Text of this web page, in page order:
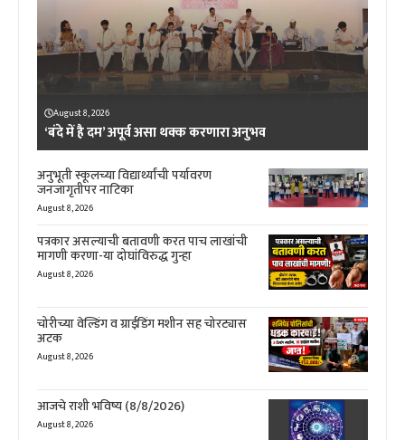
August 8, 2026
‘बंदे में है दम’ अपूर्व असा थक्क करणारा अनुभव
अनुभूती स्कूलच्या विद्यार्थ्यांची पर्यावरण
जनजागृतीपर नाटिका
August 8, 2026
पत्रकार असल्याची बतावणी करत पाच लाखांची
मागणी करणा-या दोघांविरुद्ध गुन्हा
August 8, 2026
चोरीच्या वेल्डिंग व ग्राईडिंग मशीन सह चोरट्यास
अटक
August 8, 2026
आजचे राशी भविष्य (8/8/2026)
August 8, 2026